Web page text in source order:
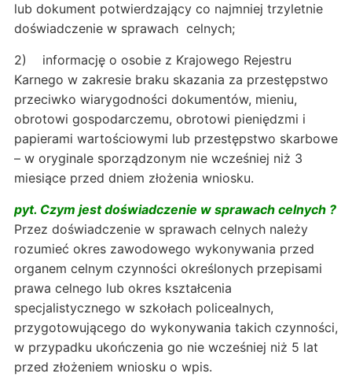
lub dokument potwierdzający co najmniej trzyletnie
doświadczenie w sprawach celnych;
2) informację o osobie z Krajowego Rejestru
Karnego w zakresie braku skazania za przestępstwo
przeciwko wiarygodności dokumentów, mieniu,
obrotowi gospodarczemu, obrotowi pieniędzmi i
papierami wartościowymi lub przestępstwo skarbowe
– w oryginale sporządzonym nie wcześniej niż 3
miesiące przed dniem złożenia wniosku.
pyt. Czym jest doświadczenie w sprawach celnych ?
Przez doświadczenie w sprawach celnych należy
rozumieć okres zawodowego wykonywania przed
organem celnym czynności określonych przepisami
prawa celnego lub okres kształcenia
specjalistycznego w szkołach policealnych,
przygotowującego do wykonywania takich czynności,
w przypadku ukończenia go nie wcześniej niż 5 lat
przed złożeniem wniosku o wpis.